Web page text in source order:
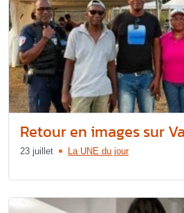
Retour en images sur
23 juillet La UNE du jour